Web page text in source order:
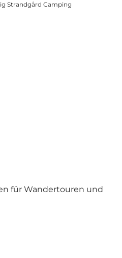
Strandgård Camping
für Wandertouren und